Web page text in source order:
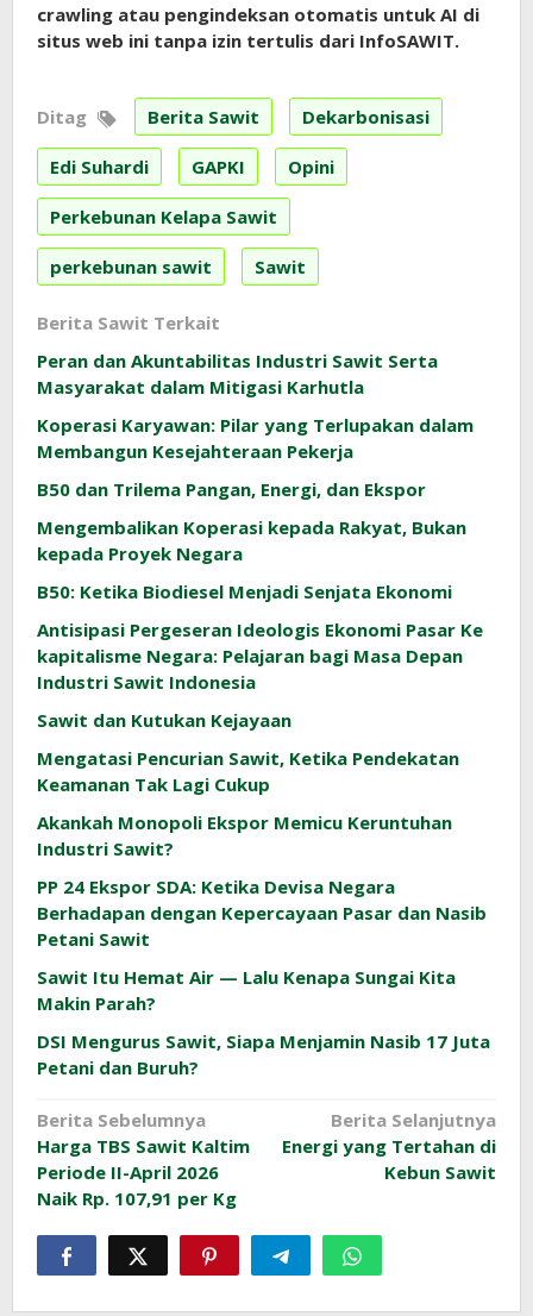
crawling atau pengindeksan otomatis untuk AI di
situs web ini tanpa izin tertulis dari InfoSAWIT.
Ditag Berita Sawit Dekarbonisasi
Edi Suhardi GAPKI Opini
Perkebunan Kelapa Sawit
perkebunan sawit Sawit
Berita Sawit Terkait
Peran dan Akuntabilitas Industri Sawit Serta
Masyarakat dalam Mitigasi Karhutla
Koperasi Karyawan: Pilar yang Terlupakan dalam
Membangun Kesejahteraan Pekerja
B50 dan Trilema Pangan, Energi, dan Ekspor
Mengembalikan Koperasi kepada Rakyat, Bukan
kepada Proyek Negara
B50: Ketika Biodiesel Menjadi Senjata Ekonomi
Antisipasi Pergeseran Ideologis Ekonomi Pasar Ke
kapitalisme Negara: Pelajaran bagi Masa Depan
Industri Sawit Indonesia
Sawit dan Kutukan Kejayaan
Mengatasi Pencurian Sawit, Ketika Pendekatan
Keamanan Tak Lagi Cukup
Akankah Monopoli Ekspor Memicu Keruntuhan
Industri Sawit?
PP 24 Ekspor SDA: Ketika Devisa Negara
Berhadapan dengan Kepercayaan Pasar dan Nasib
Petani Sawit
Sawit Itu Hemat Air — Lalu Kenapa Sungai Kita
Makin Parah?
DSI Mengurus Sawit, Siapa Menjamin Nasib 17 Juta
Petani dan Buruh?
Navigasi
pos
Berita Sebelumnya
Harga TBS Sawit Kaltim
Periode II-April 2026
Naik Rp. 107,91 per Kg
Berita Selanjutnya
Energi yang Tertahan di
Kebun Sawit